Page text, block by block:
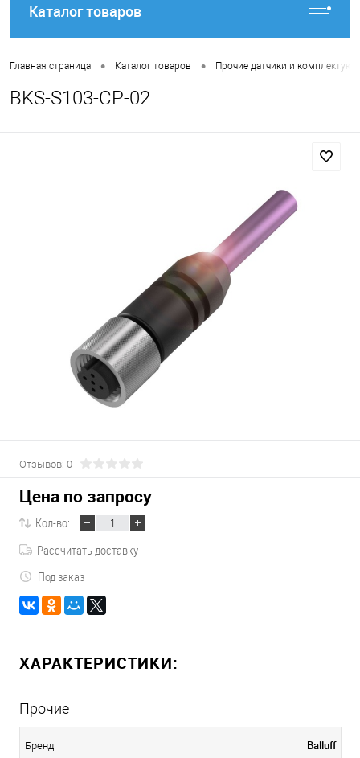
Каталог товаров
Главная страница • Каталог товаров • Прочие датчики и
BKS-S103-CP-02
Отзывов: 0
Цена по запросу
Кол-во:
Рассчитать доставку
Под заказ
ХАРАКТЕРИСТИКИ:
Прочие
Бренд Balluff